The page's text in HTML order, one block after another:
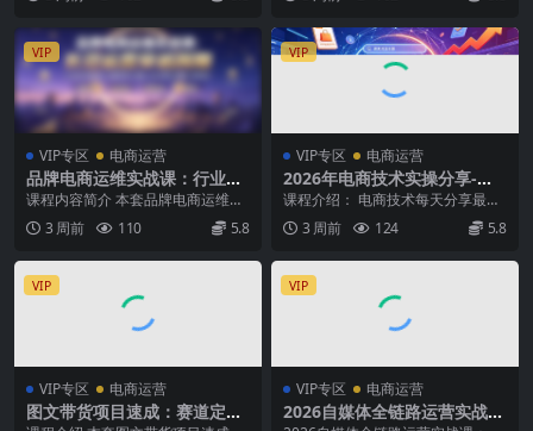
VIP
VIP专区 电商运营
品牌电商运维实战课：行业趋
势深度拆解｜品牌落地核心逻
辑｜长效运营穿越周期全体系
教学
课程内容简介 本套品牌电商运维课
程结合实战创业经历，深度拆解当
下品牌电商行业发展...
3 周前 110 5.8
VIP
VIP专区 电商运营
2026年电商技术实操分享-更
新7月：帮助商家掌握偏门黑
科技，少走弯路，避免被割韭
菜
课程介绍： 电商技术每天分享最新
2021-2026专栏课程，最新的技术
永远掌握在...
3 周前 124 5.8
VIP
VIP专区 电商运营
图文带货项目速成：赛道定位
VIP
VIP专区 电商运营
2026自媒体全链路运营实战